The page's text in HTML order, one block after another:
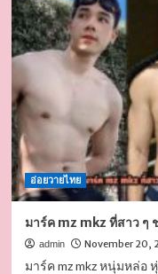
ภัคร
นาย
แบบ
หนุ่ม
ล่ำ
ความ
แซ่
บที่
ร้อน
เกิน
ต้าน
อ่อยวายไทย
มาร์ค mz mkz ที่สาว ๆ
admin November 20,
มาร์ค mz mkz หนุ่มหล่อ